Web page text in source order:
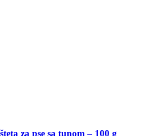
za pse sa tunom – 100 g